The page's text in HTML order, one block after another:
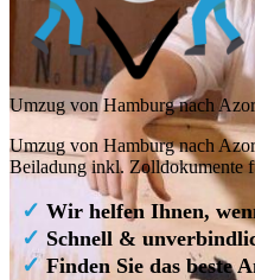
Umzug von Hamburg nach
Umzug von Hamburg nach
Beiladung inkl. Zolldokumente
✓ Wir helfen Ihnen,
✓ Schnell &
✓ Finden Sie das beste